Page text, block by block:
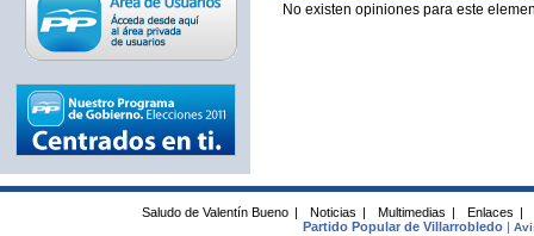
No existen opiniones para este
Saludo de Valentín Bueno | Noticias | Multimedias | Enlaces |
Partido Popular de Villarrobledo |